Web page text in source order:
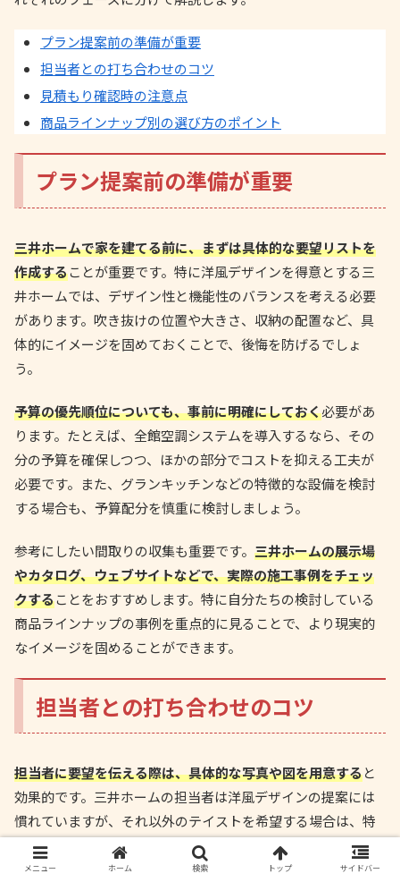
プラン提案前の準備が重要
担当者との打ち合わせのコツ
見積もり確認時の注意点
商品ラインナップ別の選び方のポイント
プラン提案前の準備が重要
三井ホームで家を建てる前に、まずは具体的な要望リストを
作成することが重要です。特に洋風デザインを得意とする三
井ホームでは、デザイン性と機能性のバランスを考える必要
があります。吹き抜けの位置や大きさ、収納の配置など、具
体的にイメージを固めておくことで、後悔を防げるでしょ
う。
予算の優先順位についても、事前に明確にしておく必要があ
ります。たとえば、全館空調システムを導入するなら、その
分の予算を確保しつつ、ほかの部分でコストを抑える工夫が
必要です。また、グランキッチンなどの特徴的な設備を検討
する場合も、予算配分を慎重に検討しましょう。
参考にしたい間取りの収集も重要です。 三井ホームの展示場
やカタログ、ウェブサイトなどで、実際の施工事例をチェッ
クすることをおすすめします。特に自分たちの検討している
商品ラインナップの事例を重点的に見ることで、より現実的
なイメージを固めることができます。
担当者との打ち合わせのコツ
担当者に要望を伝える際は、具体的な写真や図を用意すると
効果的です。三井ホームの担当者は洋風デザインの提案には
慣れていますが、それ以外のテイストを希望する場合は、特
に具体的な資料があると要望が伝わりやすくなります。
メニュー ホーム 検索 トップ サイドバー